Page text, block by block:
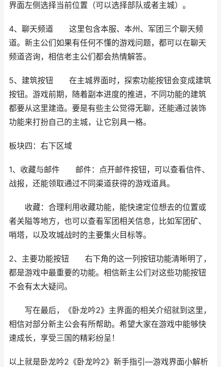
界面左侧选择当前位置（可以选择部队或者主城）。
4、聊天频道 这里包含本服、本州、军团三个聊天频
道。新主公们如果有任何不懂的游戏问题，都可以在聊天
频道咨询，相信老主公们都会热情解答。
5、建筑按钮 在主城界面时，探索功能按钮会变成建筑
按钮。游戏前期，随着副本进度的推进，不同功能的建筑
都要从这里建造。要是有些主公觉得无聊，还能通过装饰
功能来打扮自己的主城，让它别具一格。
板块四：右下区域
1、收藏与邮件 邮件：点开邮件按钮，可以查看信件、
战报，还能领取通过不同渠道获得的游戏道具。
收藏：合理利用收藏功能，能快速定位想去的位置或
者关隘等地方，也可以查看军团相关信息，比如军团矿、
哨塔，以及攻城战时的主要集火目标等。
2、主要功能按钮 右下角的这一列按钮功能清晰明了，
都是游戏中最重要的功能。相信新主公们对这些功能按钮
不会有太大疑问。
写在最后，《卧龙吟2》主界面的相关介绍就到这里，
相信对部分新主公会有所帮助。希望大家在游戏中能够快
速成长，享受三国的精彩纷呈！
以上就是卧龙吟2《卧龙吟2》新手指引—游戏界面小解析